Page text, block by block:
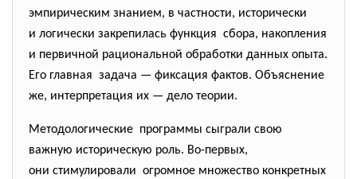
эмпирическим знанием, в частности, исторически
и логически закрепилась функция сбора, накопления
и первичной рациональной обработки данных опыта.
Его главная задача — фиксация фактов. Объяснение
же, интерпретация их — дело теории.
Методологические программы сыграли свою
важную историческую роль. Во-первых,
они стимулировали огромное множество конкретных